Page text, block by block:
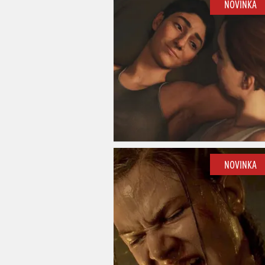
NOVINKA
NOVINKA